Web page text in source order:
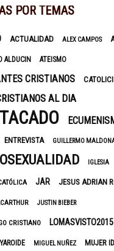
POR TEMAS
ACTUALIDAD ALEX CAMPOS
ALDUCIN ATEISMO
CRISTIANOS
AL DIA
ENTREVISTA GUILLERMO
IGLESIA
JAR JESUS ADRIAN
JUSTIN BIEBER
CRISTIANO LOMASVISTO2015
MIGUEL NUÑEZ MUJER